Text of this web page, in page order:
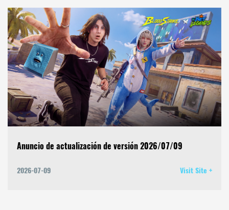
Anuncio de actualización de versión 2026/07/09
2026-07-09 Visit Site +